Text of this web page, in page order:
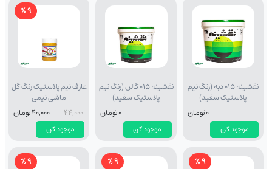
نقشینه 015 دبه (رنگ نیم
پلاستیک سفید)
موجود کن
0 تومان
نقشینه 015 گالن (رنگ نیم
پلاستیک سفید)
موجود کن
0 تومان
9 %
عارف نیم پلاستیک رنگ گل
ماشی نیمی
موجود کن
44,000 40,000 تومان
9 %
9 %
9 %